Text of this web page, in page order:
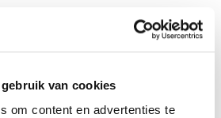
van cookies
om content en advertenties te